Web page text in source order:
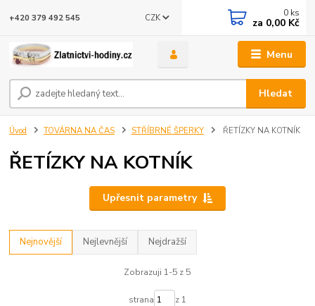
Menu
CZK
Hledat
+420 379 492 545 0 ks
za 0,00 Kč
Úvod TOVÁRNA NA ČAS STŘÍBRNÉ ŠPERKY ŘETÍZKY NA KOTNÍK
ŘETÍZKY NA KOTNÍK
Upřesnit parametry
Nejnovější Nejlevnější Nejdražší
Zobrazuji 1-5 z 5
strana z 1